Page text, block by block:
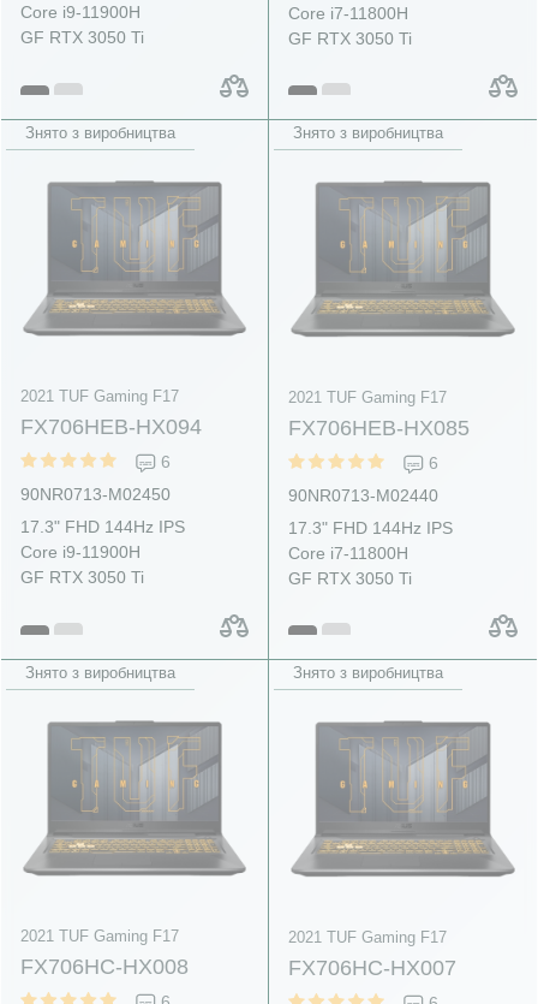
Core i9-11900H
GF RTX 3050 Ti
Core i7-11800H
GF RTX 3050 Ti
Знято з виробництва
2021 TUF Gaming F17
FX706HEB-HX094
6
90NR0713-M02450
17.3" FHD 144Hz IPS
Core i9-11900H
GF RTX 3050 Ti
Знято з виробництва
2021 TUF Gaming F17
FX706HEB-HX085
6
90NR0713-M02440
17.3" FHD 144Hz IPS
Core i7-11800H
GF RTX 3050 Ti
Знято з виробництва
2021 TUF Gaming F17
FX706HC-HX008
Знято з виробництва
2021 TUF Gaming F17
FX706HC-HX007